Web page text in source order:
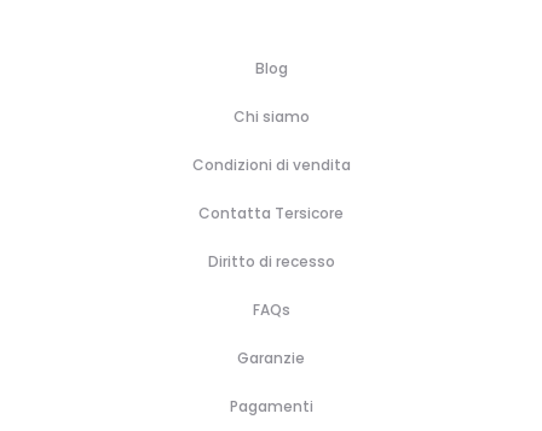
Blog
Chi siamo
Condizioni di vendita
Contatta Tersicore
Diritto di recesso
FAQs
Garanzie
Pagamenti